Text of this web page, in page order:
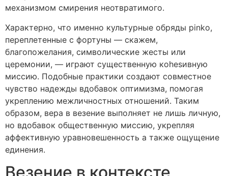
механизмом смирения неотвратимого.
Характерно, что именно культурные обряды pinko,
переплетенные с фортуны — скажем,
благопожелания, символические жесты или
церемонии, — играют существенную коhesивную
миссию. Подобные практики создают совместное
чувство надежды вдобавок оптимизма, помогая
укреплению межличностных отношений. Таким
образом, вера в везение выполняет не лишь личную,
но вдобавок общественную миссию, укрепляя
аффективную уравновешенность а также ощущение
единения.